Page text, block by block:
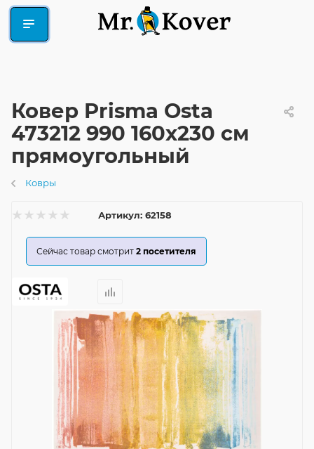
Ковер Prisma Osta
473212 990 160x230 см
прямоугольный
Ковры
Артикул: 62158
Сейчас товар смотрит 2 посетителя